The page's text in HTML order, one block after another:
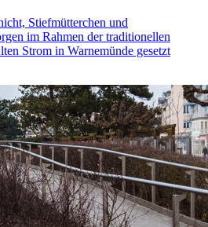
Stiefmütterchen und
im Rahmen der traditionellen
Strom in Warnemünde gesetzt